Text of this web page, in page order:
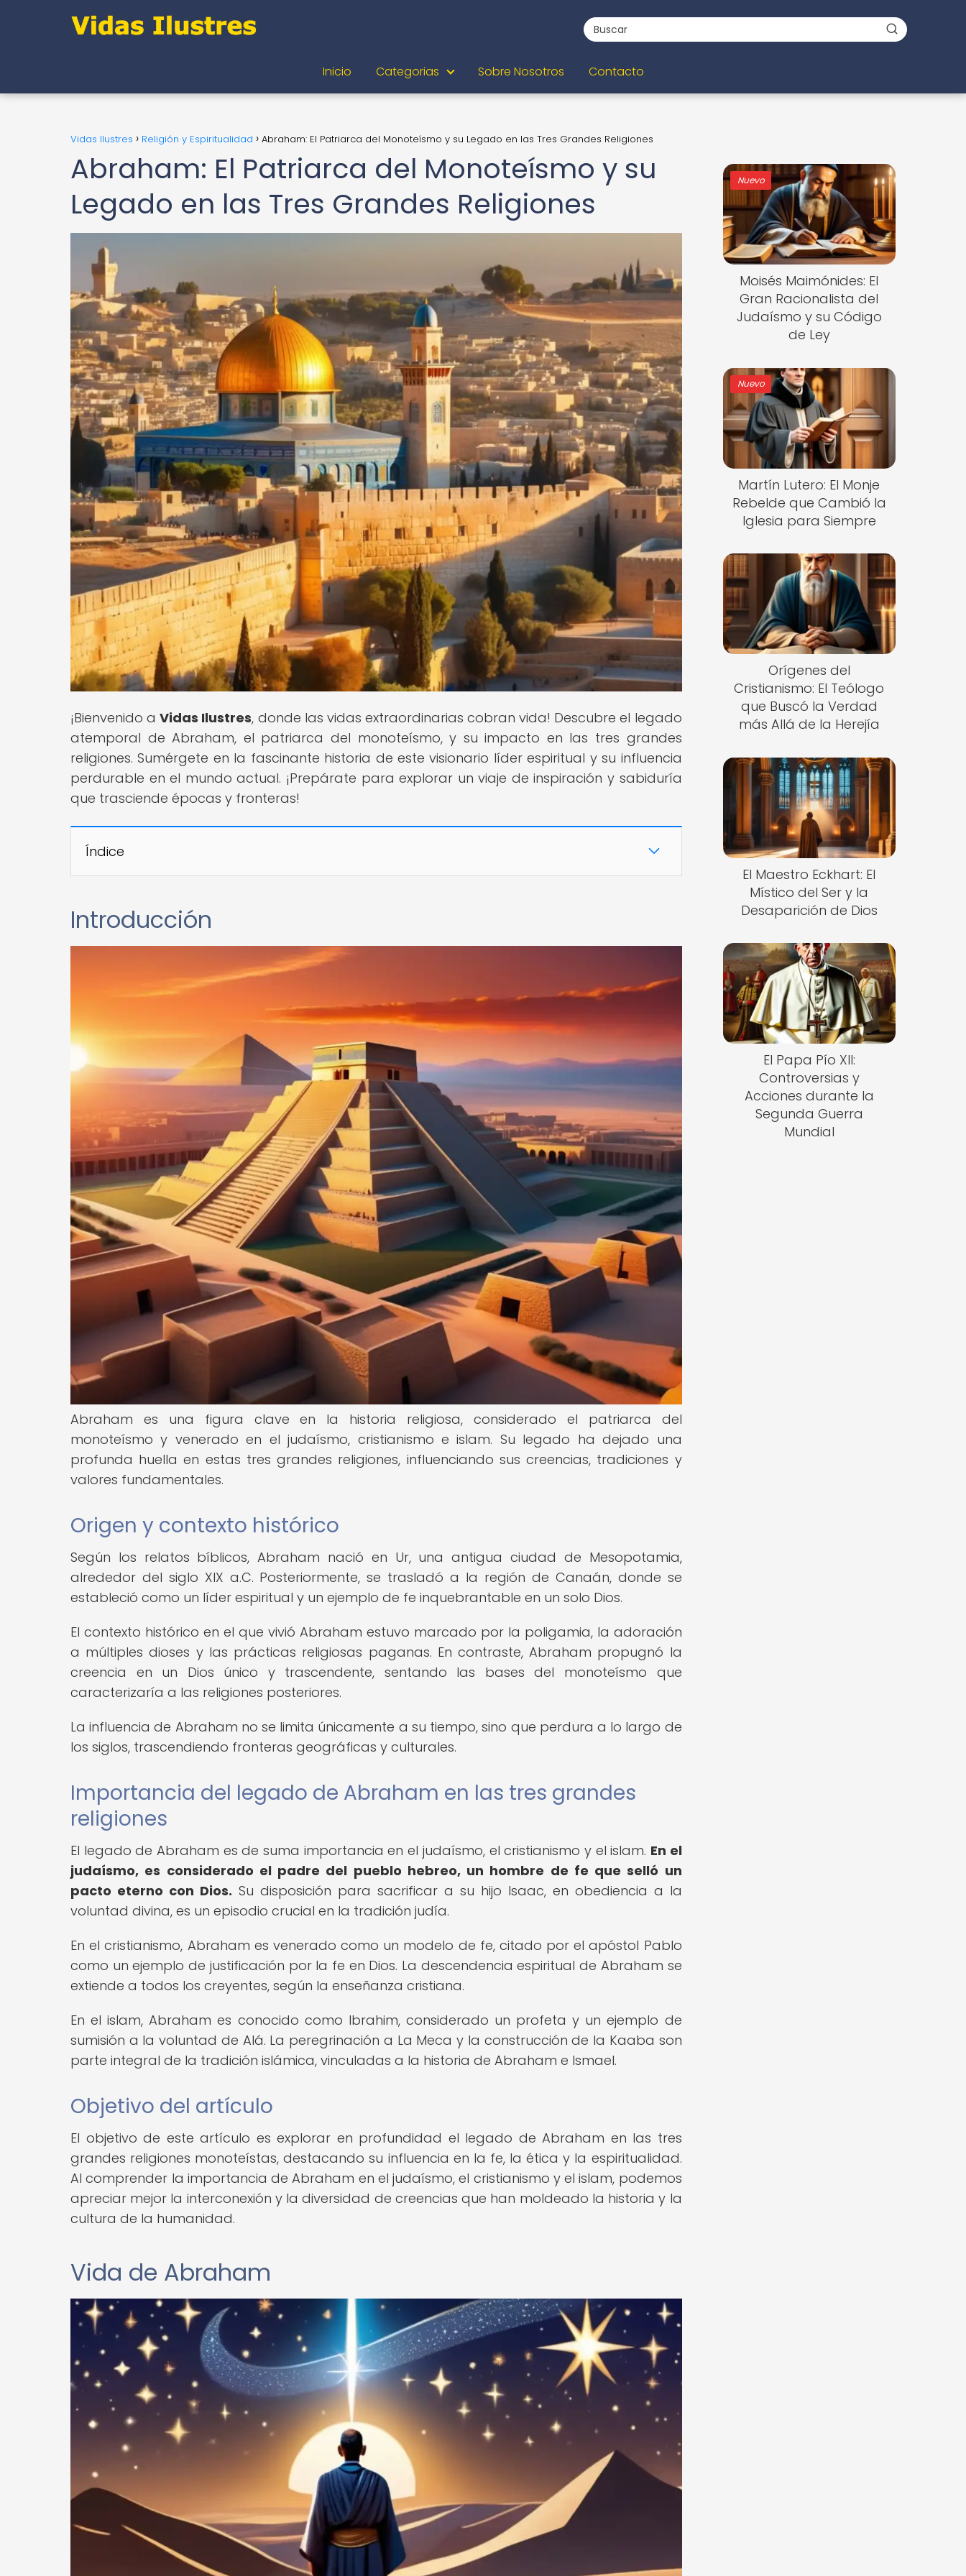
Inicio Categorias Sobre Nosotros Contacto
Vidas Ilustres Religión y Espiritualidad Abraham: El Patriarca del Monoteísmo y su Legado en las Tres Grandes Religiones
Abraham: El Patriarca del Monoteísmo y su
Legado en las Tres Grandes Religiones
¡Bienvenido aVidas Ilustres, donde las vidas extraordinarias cobran vida! Descubre el legado
atemporal de Abraham, el patriarca del monoteísmo, y su impacto en las tres grandes
religiones. Sumérgete en la fascinante historia de este visionario líder espiritual y su influencia
perdurable en el mundo actual. ¡Prepárate para explorar un viaje de inspiración y sabiduría
que trasciende épocas y fronteras!
Índice
Introducción
Abraham es una figura clave en la historia religiosa, considerado el patriarca del
monoteísmo y venerado en el judaísmo, cristianismo e islam. Su legado ha dejado una
profunda huella en estas tres grandes religiones, influenciando sus creencias, tradiciones y
valores fundamentales.
Origen y contexto histórico
Según los relatos bíblicos, Abraham nació en Ur, una antigua ciudad de Mesopotamia,
alrededor del siglo XIX a.C. Posteriormente, se trasladó a la región de Canaán, donde se
estableció como un líder espiritual y un ejemplo de fe inquebrantable en un solo Dios.
El contexto histórico en el que vivió Abraham estuvo marcado por la poligamia, la adoración
a múltiples dioses y las prácticas religiosas paganas. En contraste, Abraham propugnó la
creencia en un Dios único y trascendente, sentando las bases del monoteísmo que
caracterizaría a las religiones posteriores.
La influencia de Abraham no se limita únicamente a su tiempo, sino que perdura a lo largo de
los siglos, trascendiendo fronteras geográficas y culturales.
Importancia del legado de Abraham en las tres grandes
religiones
El legado de Abraham es de suma importancia en el judaísmo, el cristianismo y el islam. En el
judaísmo, es considerado el padre del pueblo hebreo, un hombre de fe que selló un
pacto eterno con Dios. Su disposición para sacrificar a su hijo Isaac, en obediencia a la
voluntad divina, es un episodio crucial en la tradición judía.
En el cristianismo, Abraham es venerado como un modelo de fe, citado por el apóstol Pablo
como un ejemplo de justificación por la fe en Dios. La descendencia espiritual de Abraham se
extiende a todos los creyentes, según la enseñanza cristiana.
En el islam, Abraham es conocido como Ibrahim, considerado un profeta y un ejemplo de
sumisión a la voluntad de Alá. La peregrinación a La Meca y la construcción de la Kaaba son
parte integral de la tradición islámica, vinculadas a la historia de Abraham e Ismael.
Objetivo del artículo
El objetivo de este artículo es explorar en profundidad el legado de Abraham en las tres
grandes religiones monoteístas, destacando su influencia en la fe, la ética y la espiritualidad.
Al comprender la importancia de Abraham en el judaísmo, el cristianismo y el islam, podemos
apreciar mejor la interconexión y la diversidad de creencias que han moldeado la historia y la
cultura de la humanidad.
Vida de Abraham
Nuevo
Moisés Maimónides: El
Gran Racionalista del
Judaísmo y su Código
de Ley
Nuevo
Martín Lutero: El Monje
Rebelde que Cambió la
Iglesia para Siempre
Orígenes del
Cristianismo: El Teólogo
que Buscó la Verdad
más Allá de la Herejía
El Maestro Eckhart: El
Místico del Ser y la
Desaparición de Dios
El Papa Pío XII:
Controversias y
Acciones durante la
Segunda Guerra
Mundial